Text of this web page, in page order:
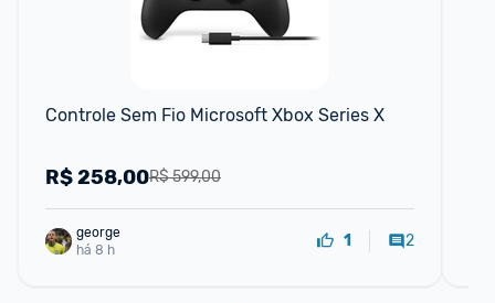
Controle Sem Fio Microsoft Xbox Series X
R$ 599,00
R$258,00
george
há 8 h
1 2